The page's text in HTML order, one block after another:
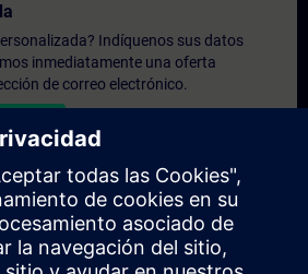
Indíquenos sus datos
inmediatamente una oferta
de correo electrónico.
exclusivo
más especializada y busca un
exclusiva, ya sea presencial,